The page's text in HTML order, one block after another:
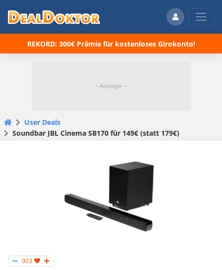
REKORD: 300€ Prämie für kostenloses Girokonto!
User Deals
Soundbar JBL Cinema SB170 für 149€ (statt 179€)
903